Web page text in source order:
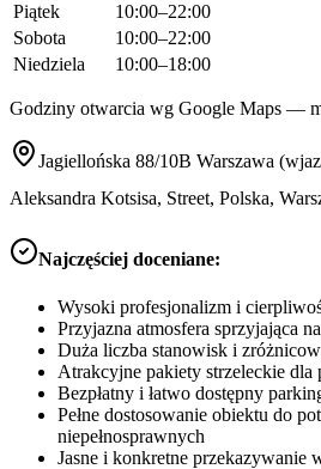
Piątek
10:00–22:00
Sobota
10:00–22:00
Niedziela
10:00–18:00
Godziny otwarcia wg Google Maps —
Jagiellońska 88/10B Warszawa
Aleksandra Kotsisa, Street, Polska,
Najczęściej doceniane:
Wysoki profesjonalizm i
Przyjazna atmosfera sprzyjająca
Duża liczba stanowisk i
Atrakcyjne pakiety strzeleckie dla
Bezpłatny i łatwo dostępny
Pełne dostosowanie obiektu do
niepełnosprawnych
Jasne i konkretne przekazywanie